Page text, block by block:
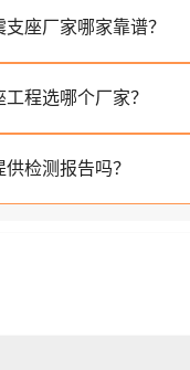
座厂家哪家靠谱？
工程选哪个厂家？
检测报告吗？